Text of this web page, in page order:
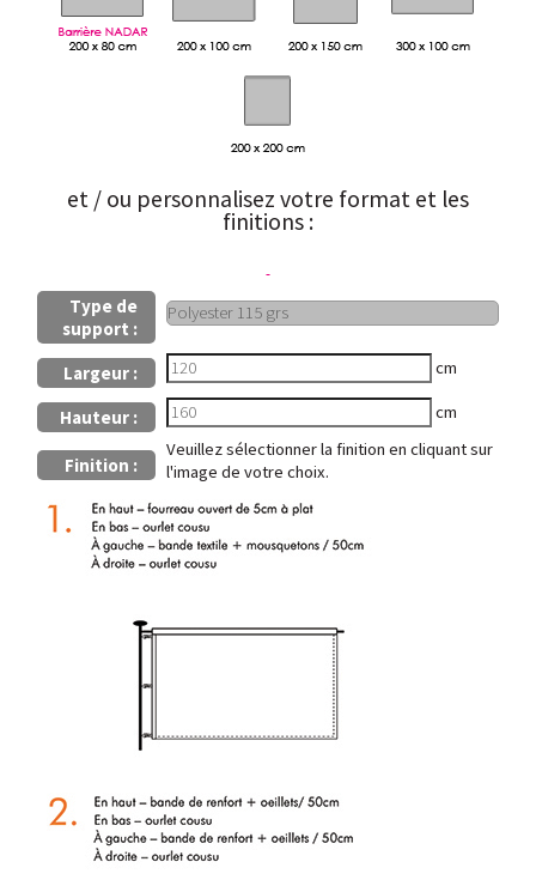
et / ou personnalisez votre format et les
finitions :
Type de
support :
Largeur :
cm
Hauteur : cm
Finition :
Veuillez sélectionner la finition en cliquant sur
l'image de votre choix.